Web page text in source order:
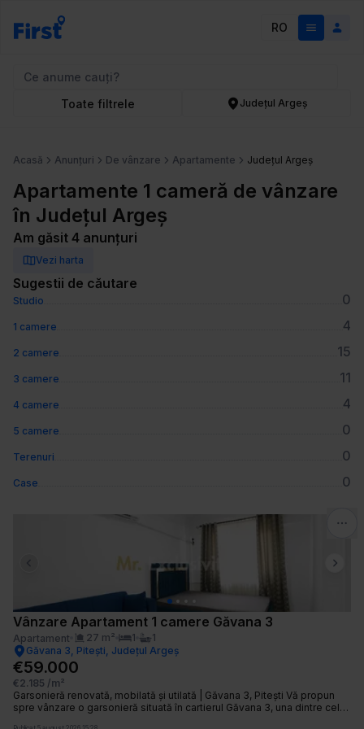
RO
Toate filtrele Județul Argeș
Acasă Anunțuri De vânzare Apartamente Județul Argeș
Apartamente 1 cameră de vânzare
în Județul Argeș
Am găsit 4 anunțuri
Vezi harta
Sugestii de căutare
Studio 0
1 camere 4
2 camere 15
3 camere 11
4 camere 4
5 camere 0
Terenuri 0
Case 0
Next
Vânzare Apartament 1 camere Găvana 3
Apartament 27 m² 1
1
Găvana 3, Pitești, Județul Argeș
€59.000
€2.185 /m²
Garsonieră renovată, mobilată și utilată | Găvana 3, Pitești Vă propun
spre vânzare o garsonieră situată în cartierul Găvana 3, una dintre cele